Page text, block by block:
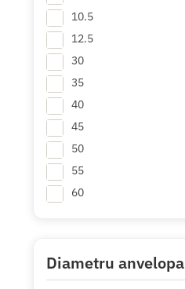
10.5
12.5
30
35
40
45
50
55
60
80
75
Diametru anvelopa